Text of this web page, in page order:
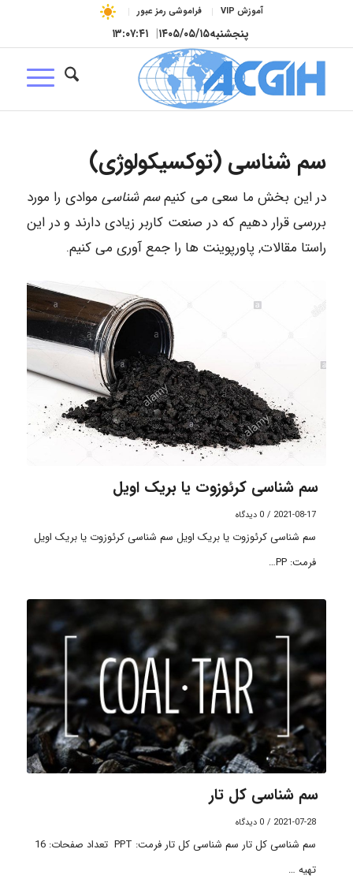
آموزش VIP فراموشی رمز عبور
پنجشنبه۱۴۰۵/۰۵/۱۵| ۱۳:۰۷:۴۲
سم شناسی (توکسیکولوژی)
در این بخش ما سعی می کنیمسم شناسیموادی را مورد
بررسی قرار دهیم که در صنعت کاربر زیادی دارند و در این
راستا مقالات, پاورپوینت ها را جمع آوری می کنیم.
سم شناسی کرئوزوت یا بریک اویل
2021-08-17
/ 0 دیدگاه
سم شناسی کرئوزوت یا بریک اویل سم شناسی کرئوزوت یا بریک اویل
فرمت: PP…
سم شناسی کل تار
2021-07-28
/ 0 دیدگاه
سم شناسی کل تار سم شناسی کل تار فرمت: PPT تعداد صفحات: 16
تهیه …